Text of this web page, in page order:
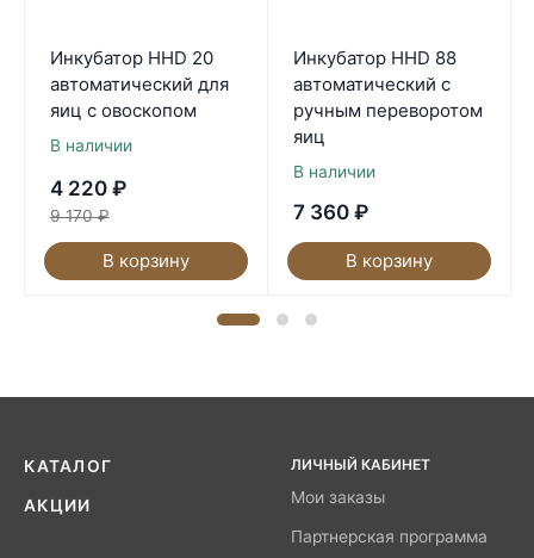
Инкубатор HHD 20
автоматический для
яиц с овоскопом
В наличии
4 220 ₽
9 170 ₽
В корзину
Инкубатор HHD 88
автоматический с
ручным переворотом
яиц
В наличии
7 360 ₽
В корзину
КАТАЛОГ
АКЦИИ
ЛИЧНЫЙ КАБИНЕТ
Мои заказы
Партнерская программа